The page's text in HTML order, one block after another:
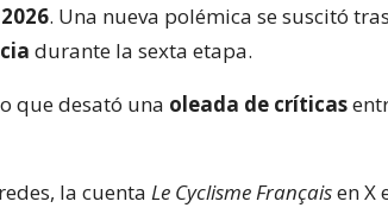
. Una nueva polémica se suscitó
durante la sexta etapa.
que desató una oleada de críticas
la cuenta Le Cyclisme Françaisen X